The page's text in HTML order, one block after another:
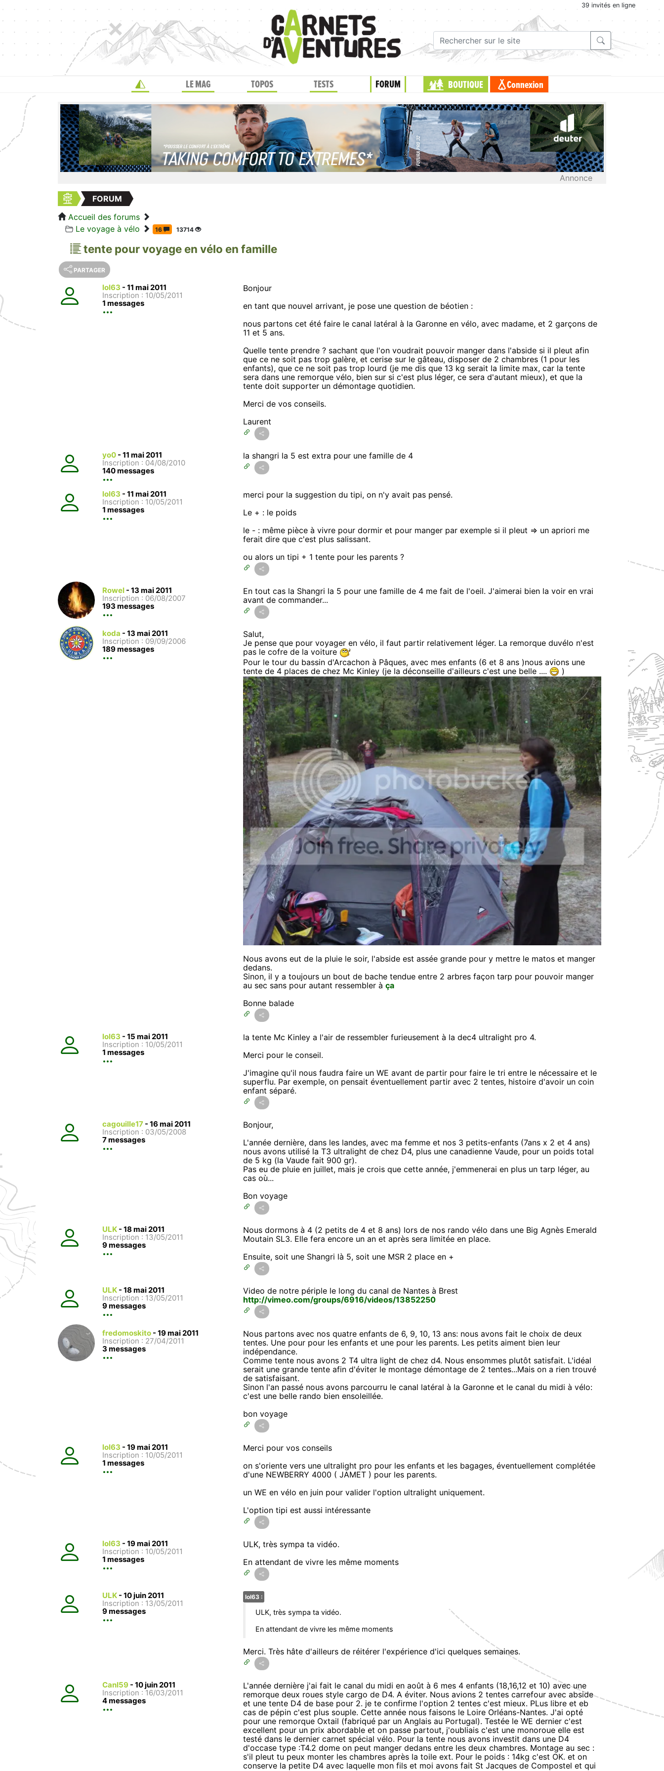
39 invités en ligne
LE MAG TOPOS TESTS FORUM BOUTIQUE Connexion
Annonce
FORUM
Accueil des forums
Le voyage à vélo
16 13714
tente pour voyage en vélo en famille
PARTAGER
lol63 - 11 mai 2011
Inscription : 10/05/2011
1 messages
Bonjour
en tant que nouvel arrivant, je pose une question de béotien :
nous partons cet été faire le canal latéral à la Garonne en vélo, avec madame, et 2 garçons de
11 et 5 ans.
Quelle tente prendre ? sachant que l'on voudrait pouvoir manger dans l'abside si il pleut afin
que ce ne soit pas trop galère, et cerise sur le gâteau, disposer de 2 chambres (1 pour les
enfants), que ce ne soit pas trop lourd (je me dis que 13 kg serait la limite max, car la tente
sera dans une remorque vélo, bien sur si c'est plus léger, ce sera d'autant mieux), et que la
tente doit supporter un démontage quotidien.
Merci de vos conseils.
Laurent
yo0 - 11 mai 2011
Inscription : 04/08/2010
140 messages
la shangri la 5 est extra pour une famille de 4
lol63 - 11 mai 2011
Inscription : 10/05/2011
1 messages
merci pour la suggestion du tipi, on n'y avait pas pensé.
Le + : le poids
le - : même pièce à vivre pour dormir et pour manger par exemple si il pleut => un apriori me
ferait dire que c'est plus salissant.
ou alors un tipi + 1 tente pour les parents ?
Rowel - 13 mai 2011
Inscription : 06/08/2007
193 messages
En tout cas la Shangri la 5 pour une famille de 4 me fait de l'oeil. J'aimerai bien la voir en vrai
avant de commander...
koda - 13 mai 2011
Inscription : 09/09/2006
189 messages
Salut,
Je pense que pour voyager en vélo, il faut partir relativement léger. La remorque duvélo n'est
pas le cofre de la voiture
Pour le tour du bassin d'Arcachon à Pâques, avec mes enfants (6 et 8 ans )nous avions une
tente de 4 places de chez Mc Kinley (je la déconseille d'ailleurs c'est une belle ....
)
Nous avons eut de la pluie le soir, l'abside est assée grande pour y mettre le matos et manger
dedans.
Sinon, il y a toujours un bout de bache tendue entre 2 arbres façon tarp pour pouvoir manger
au sec sans pour autant ressembler à ça
Bonne balade
lol63 - 15 mai 2011
Inscription : 10/05/2011
1 messages
la tente Mc Kinley a l'air de ressembler furieusement à la dec4 ultralight pro 4.
Merci pour le conseil.
J'imagine qu'il nous faudra faire un WE avant de partir pour faire le tri entre le nécessaire et le
superflu. Par exemple, on pensait éventuellement partir avec 2 tentes, histoire d'avoir un coin
enfant séparé.
cagouille17 - 16 mai 2011
Inscription : 03/05/2008
7 messages
Bonjour,
L'année dernière, dans les landes, avec ma femme et nos 3 petits-enfants (7ans x 2 et 4 ans)
nous avons utilisé la T3 ultralight de chez D4, plus une canadienne Vaude, pour un poids total
de 5 kg (la Vaude fait 900 gr).
Pas eu de pluie en juillet, mais je crois que cette année, j'emmenerai en plus un tarp léger, au
cas où...
Bon voyage
ULK - 18 mai 2011
Inscription : 13/05/2011
9 messages
Nous dormons à 4 (2 petits de 4 et 8 ans) lors de nos rando vélo dans une Big Agnès Emerald
Moutain SL3. Elle fera encore un an et après sera limitée en place.
Ensuite, soit une Shangri là 5, soit une MSR 2 place en +
ULK - 18 mai 2011
Inscription : 13/05/2011
9 messages
Video de notre périple le long du canal de Nantes à Brest
http://vimeo.com/groups/6916/videos/13852250
fredomoskito - 19 mai 2011
Inscription : 27/04/2011
3 messages
Nous partons avec nos quatre enfants de 6, 9, 10, 13 ans: nous avons fait le choix de deux
tentes. Une pour pour les enfants et une pour les parents. Les petits aiment bien leur
indépendance.
Comme tente nous avons 2 T4 ultra light de chez d4. Nous ensommes plutôt satisfait. L'idéal
serait une grande tente afin d'éviter le montage démontage de 2 tentes...Mais on a rien trouvé
de satisfaisant.
Sinon l'an passé nous avons parcourru le canal latéral à la Garonne et le canal du midi à vélo:
c'est une belle rando bien ensoleillée.
bon voyage
lol63 - 19 mai 2011
Inscription : 10/05/2011
1 messages
Merci pour vos conseils
on s'oriente vers une ultralight pro pour les enfants et les bagages, éventuellement complétée
d'une NEWBERRY 4000 ( JAMET ) pour les parents.
un WE en vélo en juin pour valider l'option ultralight uniquement.
L'option tipi est aussi intéressante
lol63 - 19 mai 2011
Inscription : 10/05/2011
1 messages
ULK, très sympa ta vidéo.
En attendant de vivre les même moments
ULK - 10 juin 2011
Inscription : 13/05/2011
9 messages
lol63 :
ULK, très sympa ta vidéo.
En attendant de vivre les même moments
Merci. Très hâte d'ailleurs de réitérer l'expérience d'ici quelques semaines.
CanI59 - 10 juin 2011
Inscription : 16/03/2011
4 messages
L'année dernière j'ai fait le canal du midi en août à 6 mes 4 enfants (18,16,12 et 10) avec une
remorque deux roues style cargo de D4. A éviter. Nous avions 2 tentes carrefour avec abside
et une tente D4 de base pour 2. je te confirme l'option 2 tentes c'est mieux. PLus libre et eb
cas de pépin c'est plus souple. Cette année nous faisons le Loire Orléans-Nantes. J'ai opté
pour une remorque Oxtail (fabriqué par un Anglais au Portugal). Testée le WE dernier c'est
excellent pour un prix abordable et on passe partout, j'oubliais c'est une monoroue elle est
testé dans le dernier carnet spécial vélo. Pour la tente nous avons investit dans une D4
d'occase type :T4.2 dome on peut manger dedans entre les deux chambres. Montage au sec :
s'il pleut tu peux monter les chambres après la toile ext. Pour le poids : 14kg c'est OK. et on
conserve la petite D4 avec laquelle mon fils et moi avons fait St Jacques de Compostel et qui